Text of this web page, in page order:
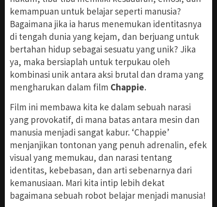
kemampuan untuk belajar seperti manusia?
Bagaimana jika ia harus menemukan identitasnya
di tengah dunia yang kejam, dan berjuang untuk
bertahan hidup sebagai sesuatu yang unik? Jika
ya, maka bersiaplah untuk terpukau oleh
kombinasi unik antara aksi brutal dan drama yang
mengharukan dalam film Chappie.
Film ini membawa kita ke dalam sebuah narasi
yang provokatif, di mana batas antara mesin dan
manusia menjadi sangat kabur. ‘Chappie’
menjanjikan tontonan yang penuh adrenalin, efek
visual yang memukau, dan narasi tentang
identitas, kebebasan, dan arti sebenarnya dari
kemanusiaan. Mari kita intip lebih dekat
bagaimana sebuah robot belajar menjadi manusia!